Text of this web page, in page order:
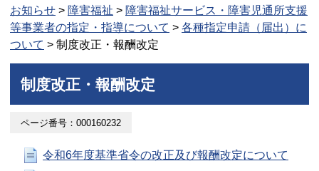
お知らせ > 障害福祉 > 障害福祉サービス・障害児通所支援
等事業者の指定・指導について > 各種指定申請（届出）に
ついて > 制度改正・報酬改定
制度改正・報酬改定
ページ番号：000160232
令和6年度基準省令の改正及び報酬改定について